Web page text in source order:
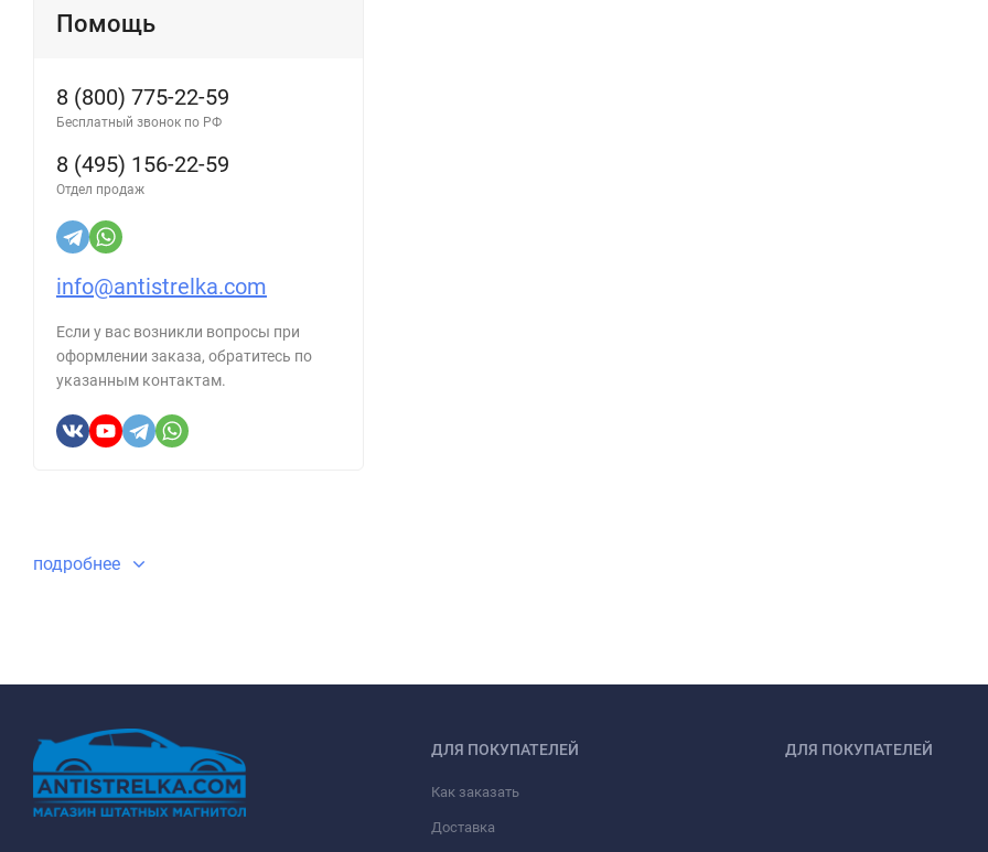
Помощь
8 (800) 775-22-59
Бесплатный звонок по РФ
8 (495) 156-22-59
Отдел продаж
info@antistrelka.com
Если у вас возникли вопросы при
оформлении заказа, обратитесь по
указанным контактам.
подробнее
ДЛЯ ПОКУПАТЕЛЕЙ
Как заказать
Доставка
ДЛЯ ПОКУПАТЕЛЕЙ